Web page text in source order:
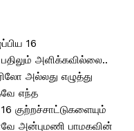
16
அளிக்கவில்லை..
அல்லது எழுத்து
எந்த
குற்றச்சாட்டுகளையும்
அன்புமணி பாமகவின்